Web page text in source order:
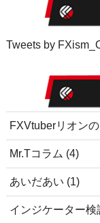
Tweets by
FXVtuberリオン
Mr.Tコラム (4)
あいだあい (1)
インジケーター検